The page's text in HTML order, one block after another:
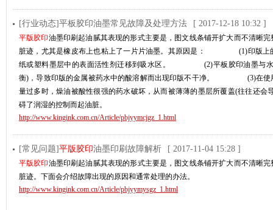
[行业动态]平板胶印油墨常见故障及处理方法 [ 2017-12-18 10:32 ]
平版胶印油墨印刷起油腻其表现的形式主要是，图文线条铺开扩大而不清晰
脏迹，尤其是橡皮布上也粘上了一片片油墨。其原因是： (1)印版上的
纸或塑料墨层中的表面活性剂迁移到吸水区。 (2)平板胶印油墨与水
衡)，导致印版的金属被药水中的酸溶解而出现印版不干净。 (3)在使用
量过多时，燥油被酸性很强的药水破坏，从而被薄薄的墨层所覆盖(往往还会
碍了润湿的控制而起油脏。
http://www.kingink.com.cn/Article/pbjyymcjgz_1.html
[常见问题]平版胶印油墨印刷故障解析 [ 2017-11-04 15:28 ]
平版胶印油墨印刷起油腻其表现的形式主要是，图文线条铺开扩大而不清晰
脏迹。下面会介绍故障出现的原因和通常处理的办法。
http://www.kingink.com.cn/Article/pbjyymysgz_1.html